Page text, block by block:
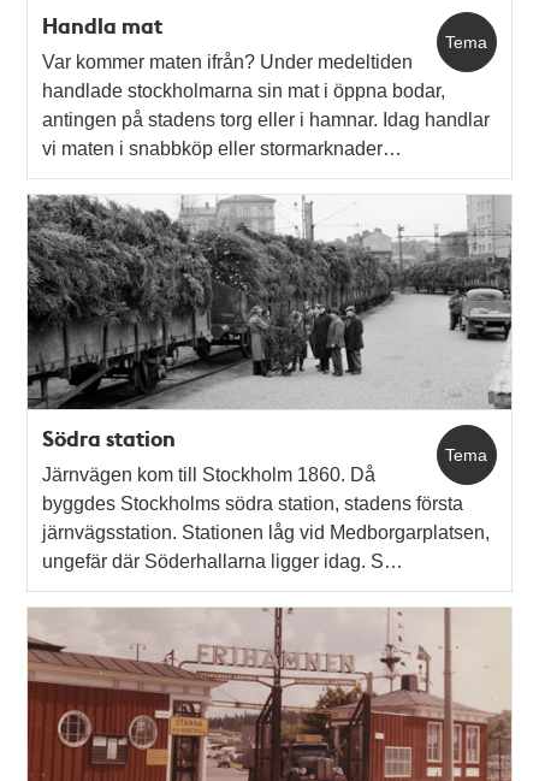
Tema
Handla mat
Var kommer maten ifrån? Under medeltiden
handlade stockholmarna sin mat i öppna bodar,
antingen på stadens torg eller i hamnar. Idag handlar
vi maten i snabbköp eller stormarknader…
Tema
Södra station
Järnvägen kom till Stockholm 1860. Då
byggdes Stockholms södra station, stadens första
järnvägsstation. Stationen låg vid Medborgarplatsen,
ungefär där Söderhallarna ligger idag. S…